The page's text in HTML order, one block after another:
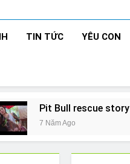
TIN TỨC YÊU CON
Pit Bull rescue story
7 Năm Ago